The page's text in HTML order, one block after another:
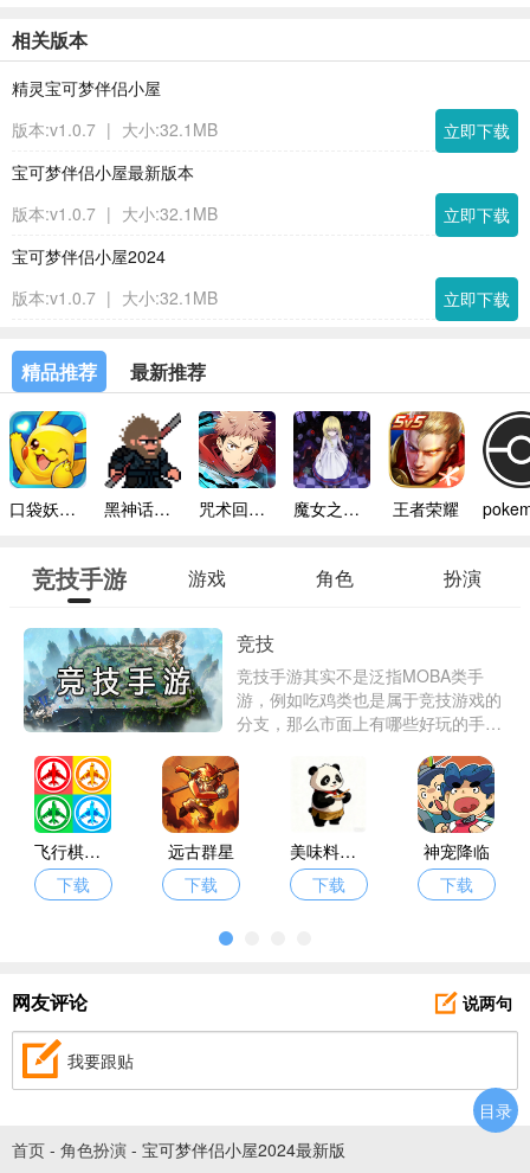
相关版本
精灵宝可梦伴侣小屋
版本:v1.0.7 | 大小:32.1MB
立即下载
宝可梦伴侣小屋最新版本
版本:v1.0.7 | 大小:32.1MB
立即下载
宝可梦伴侣小屋2024
版本:v1.0.7 | 大小:32.1MB 立即下载
精品推荐 最新推荐
口袋妖怪模拟器手机版 黑神话悟空像素版内置菜单 咒术回战幻影巡游台服 魔女之家手机版 王者荣耀
竞技手游 游戏 角色 扮演
竞技
竞技手游其实不是泛指MOBA类手
游，例如吃鸡类也是属于竞技游戏的
分支，那么市面上有哪些好玩的手机
家带了一大批好玩的竞技游戏，最好
玩的竞技手游，格斗竞技手游，最新
5V5竞技手游供君挑选。
飞行棋黄金版
下载
远古群星
下载
美味料理居
下载
神宠降临
下载
网友评论 说两句
我要跟贴
首页 - 角色扮演 - 宝可梦伴侣小屋2024最新版
目录